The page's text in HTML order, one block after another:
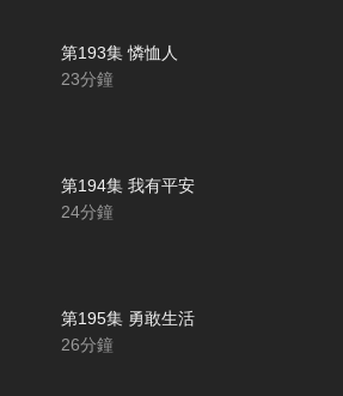
第193集 憐恤人
23分鐘
第194集 我有平安
24分鐘
第195集 勇敢生活
26分鐘